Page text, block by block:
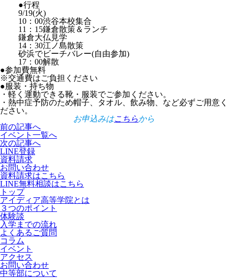
●行程
9/19(火)
10：00渋谷本校集合
11：15鎌倉散策＆ランチ
鎌倉大仏見学
14：30江ノ島散策
砂浜でビーチバレー(自由参加)
17：00解散
●参加費無料
※交通費はご負担ください
●服装・持ち物
・軽く運動できる靴・服装でご参加ください。
・熱中症予防のため帽子、タオル、飲み物、など必ずご用意く
ださい。
お申込みはこちら から
前の記事へ
イベント一覧へ
次の記事へ
LINE登録
資料請求
お問い合わせ
資料請求はこちら
LINE無料相談はこちら
トップ
アイディア高等学院とは
３つのポイント
体験談
入学までの流れ
よくあるご質問
コラム
イベント
アクセス
お問い合わせ
中等部について